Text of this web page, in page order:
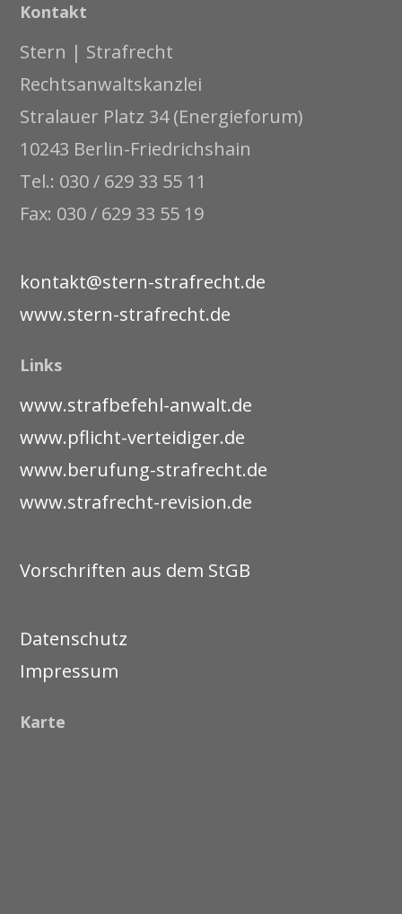
Kontakt
Stern | Strafrecht
Rechtsanwaltskanzlei
Stralauer Platz 34 (Energieforum)
10243 Berlin-Friedrichshain
Tel.: 030 / 629 33 55 11
Fax: 030 / 629 33 55 19
kontakt@stern-strafrecht.de
www.stern-strafrecht.de
Links
www.strafbefehl-anwalt.de
www.pflicht-verteidiger.de
www.berufung-strafrecht.de
www.strafrecht-revision.de
Vorschriften aus dem StGB
Datenschutz
Impressum
Karte